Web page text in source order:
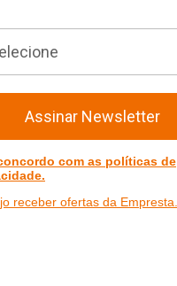
Assinar Newsletter
com as políticas de
receber ofertas da Empresta.